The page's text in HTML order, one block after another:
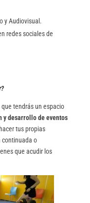
y Audiovisual.
redes sociales de
tendrás un espacio
desarrollo de eventos
tus propias
continuada o
que acudir los